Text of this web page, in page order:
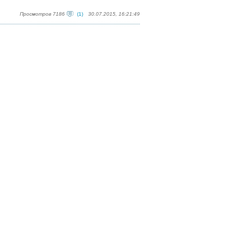
Просмотров 7186 (1) 30.07.2015, 16:21:49